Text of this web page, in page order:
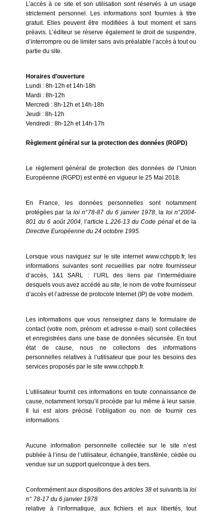
L’accès à ce site et son utilisation sont réservés à un usage
strictement personnel. Les informations sont fournies à titre
gratuit. Elles peuvent être modifiées à tout moment et sans
préavis. L’éditeur se réserve également le droit de suspendre,
d’interrompre ou de limiter sans avis préalable l’accès à tout ou
partie du site.
Horaires d’ouverture
Lundi : 8h-12h et 14h-18h
Mardi : 8h-12h
Mercredi : 8h-12h et 14h-18h
Jeudi : 8h-12h
Vendredi : 8h-12h et 14h-17h
Règlement général sur la protection des données (RGPD)
Le règlement général de protection des données de l’Union
Européenne (RGPD) est entré en vigueur le 25 Mai 2018.
En France, les données personnelles sont notamment
protégées par laloi n°78-87 du 6 janvier 1978, la loi n°2004-
801 du 6 août 2004, l’articleL.226-13 du Code pénalet de la
Directive Européenne du 24 octobre 1995.
Lorsque vous naviguez sur le site internet www.cchppb.fr, les
informations suivantes sont recueillies par notre fournisseur
d’accès, 1&1 SARL : l’URL des liens par l’intermédiaire
desquels vous avez accédé au site, le nom de votre fournisseur
d’accès et l’adresse de protocole Internet (IP) de votre modem.
Les informations que vous renseignez dans le formulaire de
contact (votre nom, prénom et adresse e-mail) sont collectées
et enregistrées dans une base de données sécurisée. En tout
état de cause, nous ne collectons des informations
personnelles relatives à l’utilisateur que pour les besoins des
services proposés par le site www.cchppb.fr.
L’utilisateur fournit ces informations en toute connaissance de
cause, notamment lorsqu’il procède par lui même à leur saisie.
Il lui est alors précisé l’obligation ou non de fournir ces
informations.
Aucune information personnelle collectée sur le site n’est
publiée à l’insu de l’utilisateur, échangée, transférée, cédée ou
vendue sur un support quelconque à des tiers.
Conformément aux dispositions des articles 38 et suivants la loi
n° 78-17 du 6 janvier 1978
relative à l’informatique, aux fichiers et aux libertés, tout